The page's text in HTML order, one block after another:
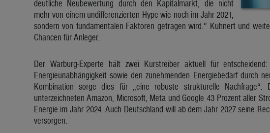
deutliche Neubewertung durch den Kapitalmarkt, die nicht
mehr von einem undifferenzierten Hype wie noch im Jahr 2021,
sondern von fundamentalen Faktoren getragen wird.“ Kuhnert und
Chancen für Anleger.
Der Warburg-Experte hält zwei Kurstreiber aktuell für
Energieunabhängigkeit sowie den zunehmenden Energiebedarf durch
Kombination sorge dies für „eine robuste strukturelle Nachfrage“.
unterzeichneten Amazon, Microsoft, Meta und Google 43 Prozent aller
Energie im Jahr 2024. Auch Deutschland will ab dem Jahr 2027 seine
versorgen.